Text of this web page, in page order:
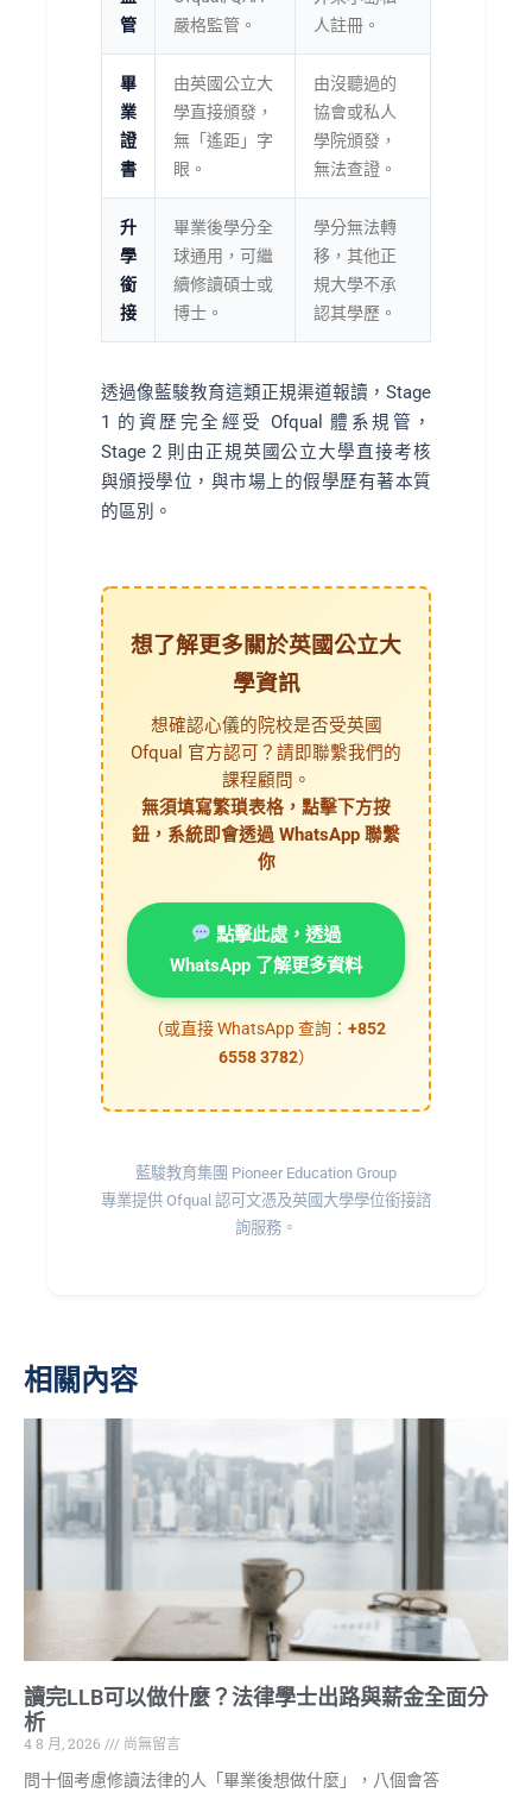
管
嚴格監管。
人註冊。
畢
業
證
書
由英國公立大
學直接頒發，
無「遙距」字
眼。
由沒聽過的
協會或私人
學院頒發，
無法查證。
升
學
銜
接
畢業後學分全
球通用，可繼
續修讀碩士或
博士。
學分無法轉
移，其他正
規大學不承
認其學歷。
透過像藍駿教育這類正規渠道報讀，Stage
1 的資歷完全經受 Ofqual 體系規管，
Stage 2 則由正規英國公立大學直接考核
與頒授學位，與市場上的假學歷有著本質
的區別。
想了解更多關於英國公立大
學資訊
想確認心儀的院校是否受英國
Ofqual 官方認可？請即聯繫我們的
課程顧問。
無須填寫繁瑣表格，點擊下方按
鈕，系統即會透過 WhatsApp 聯繫
你
點擊此處，透過
WhatsApp 了解更多資料
（或直接 WhatsApp 查詢： +852
6558 3782）
藍駿教育集團 Pioneer Education Group
專業提供 Ofqual 認可文憑及英國大學學位銜接諮
詢服務。
相關內容
讀完LLB可以做什麼？法律學士出路與薪金全面分
析
4 8 月, 2026
尚無留言
問十個考慮修讀法律的人「畢業後想做什麼」，八個會答